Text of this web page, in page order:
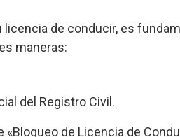
licencia de conducir, es
maneras:
del Registro Civil.
«Bloqueo de Licencia de